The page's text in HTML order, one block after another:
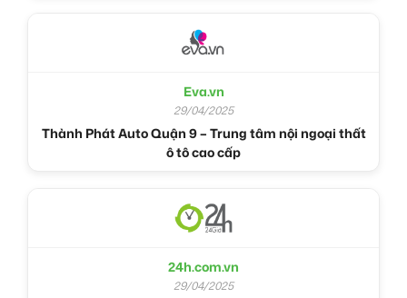
Eva.vn
29/04/2025
Thành Phát Auto Quận 9 – Trung tâm nội ngoại thất
ô tô cao cấp
24h.com.vn
29/04/2025